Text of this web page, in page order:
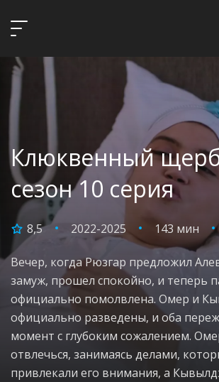
Клюквенный
сезон 10 серия
8,5 2022-2025 143 мин
Вечер, когда Рюзгар предложил
замуж, прошел спокойно, и теперь
официально помолвлена. Омер и
официально разведены, и оба
момент с глубоким сожалением.
отвлечься, занимаясь делами,
привлекали его внимания, а